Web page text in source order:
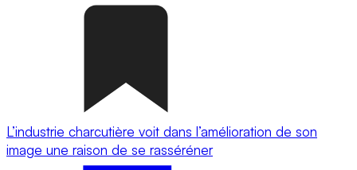
L’industrie charcutière voit dans l’amélioration de son
image une raison de se rasséréner